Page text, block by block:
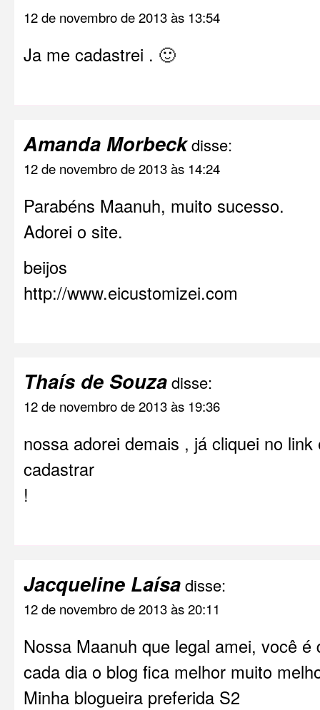
12 de novembro de 2013 às 13:54
Ja me cadastrei . 🙂
Amanda Morbeckdisse:
12 de novembro de 2013 às 14:24
Parabéns Maanuh, muito sucesso.
Adorei o site.
beijos
http://www.eicustomizei.com
Thaís de Souzadisse:
12 de novembro de 2013 às 19:36
nossa adorei demais , já cliquei no
cadastrar
!
Jacqueline Laísadisse:
12 de novembro de 2013 às 20:11
Nossa Maanuh que legal amei, você é
cada dia o blog fica melhor muito
Minha blogueira preferida S2